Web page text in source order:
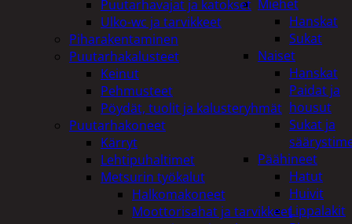
Miehet
Hanskat
Sukat
Naiset
Hanskat
Paidat ja
housut
Sukat ja
Päähineet
Hatut
Huivit
Lippalakit
Puutarhavajat ja katokset
Ulko-wc ja tarvikkeet
Piharakentaminen
Puutarhakalusteet
Keinut
Pehmusteet
Pöydät, tuolit ja kalusteryhmät
Puutarhakoneet
Kärryt
Lehtipuhaltimet
Metsurin työkalut
Halkomakoneet
Moottorisahat ja tarvikkeet